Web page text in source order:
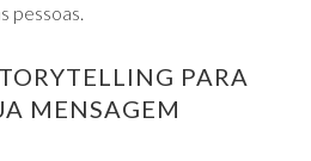
pessoas.
PARA
MENSAGEM